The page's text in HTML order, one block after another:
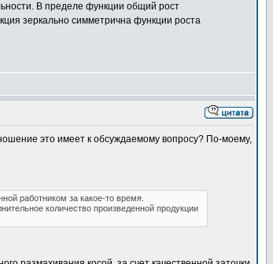
В пределе функции общий рост
зеркально симметрична функции роста
это имеет к обсуждаемому вопросу? По-моему,
работником за какое-то время.
количество произведенной продукции